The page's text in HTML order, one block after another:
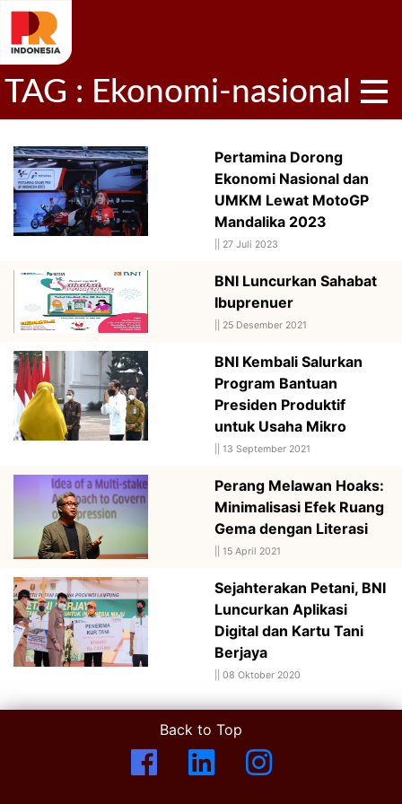
TAG : Ekonomi-nasional
Pertamina Dorong
Ekonomi Nasional dan
UMKM Lewat MotoGP
Mandalika 2023
27 Juli 2023
BNI Luncurkan Sahabat
Ibuprenuer
25 Desember 2021
BNI Kembali Salurkan
Program Bantuan
Presiden Produktif
untuk Usaha Mikro
13 September 2021
Perang Melawan Hoaks:
Minimalisasi Efek Ruang
Gema dengan Literasi
15 April 2021
Sejahterakan Petani, BNI
Luncurkan Aplikasi
Digital dan Kartu Tani
Berjaya
08 Oktober 2020
Back to Top